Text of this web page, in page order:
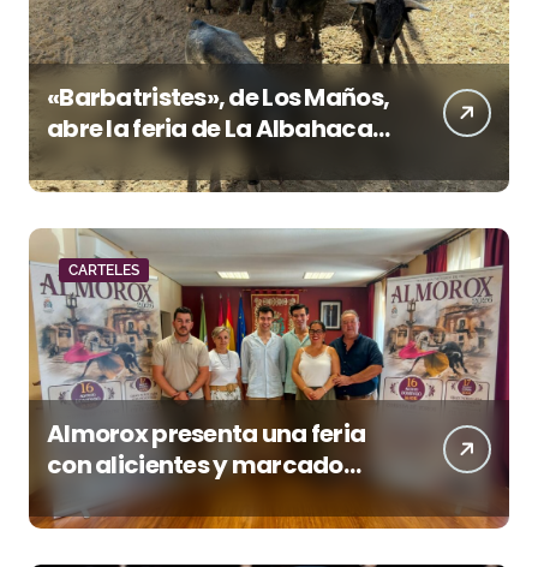
«Barbatristes», de Los Maños,
abre la feria de La Albahaca
de Huesca
CARTELES
Almorox presenta una feria
con alicientes y marcado
acento torista